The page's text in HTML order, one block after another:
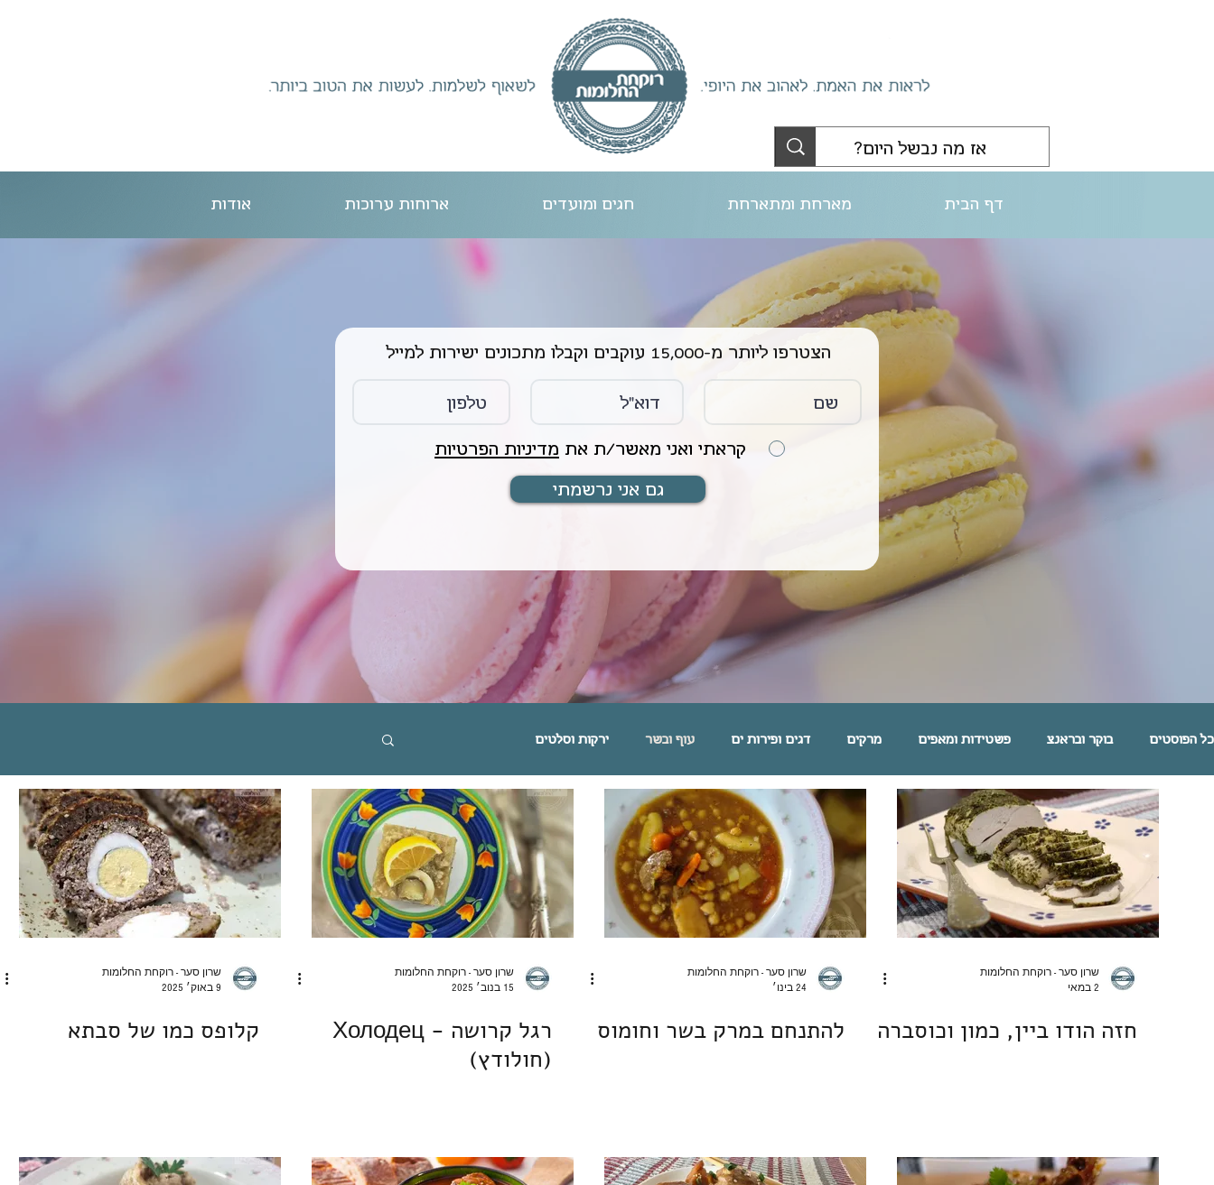
דף הבית מארחת ומתארחת חגים ומועדים ארוחות ערוכות אודות
הצטרפו ליותר מ-15,000 עוקבים וקבלו מתכונים ישירות למייל
קראתי ואני מאשר/ת את מדיניות הפרטיות
גם אני נרשמתי
כל הפוסטים בוקר ובראנצ פשטידות ומאפים מרקים דגים ופירות ים עוף ובשר ירקות וסלטים
פסטה אורז דגנים קטניות שוקולד מאפי שמרים | לחמים מוס, גלידה וקינוחים אישיים עוגיות וחיתוכיות פאי וטארט
מאפינס ועוגות בחושות ארוחות ערוכות מארחת ומתארחת מתנות לחיים בלוג אוכל לחיות את פורטו
שרון סער - רוקחת החלומות
2 במאי
חזה הודו ביין, כמון וכוסברה
שרון סער - רוקחת החלומות
24 בינו׳
להתנחם במרק בשר וחומוס
שרון סער - רוקחת החלומות
15 בנוב׳ 2025
רגל קרושה - Холодец
(חולודץ)
שרון סער - רוקחת החלומות
9 באוק׳ 2025
קלופס כמו של סבתא